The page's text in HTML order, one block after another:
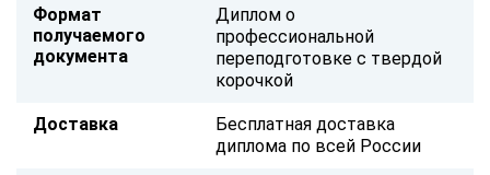
Формат
получаемого
документа
Диплом о
профессиональной
переподготовке с твердой
корочкой
Доставка
Бесплатная доставка
диплома по всей России